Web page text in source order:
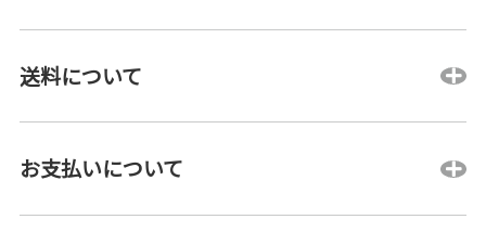
送料について
お支払いについて